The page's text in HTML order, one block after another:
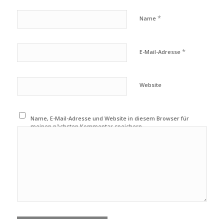
Name *
E-Mail-Adresse *
Website
Name, E-Mail-Adresse und Website in diesem Browser für
meinen nächsten Kommentar speichern.